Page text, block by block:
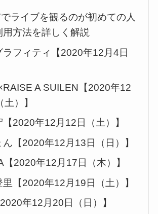
ライブを観るのが初めての人
用方法を詳しく解説
ラフィティ【2020年12月4日
A SUILEN【2020年12
）】
2020年12月12日（土）】
ん【2020年12月13日（日）】
【2020年12月17日（木）】
【2020年12月19日（土）】
年12月20日（日）】